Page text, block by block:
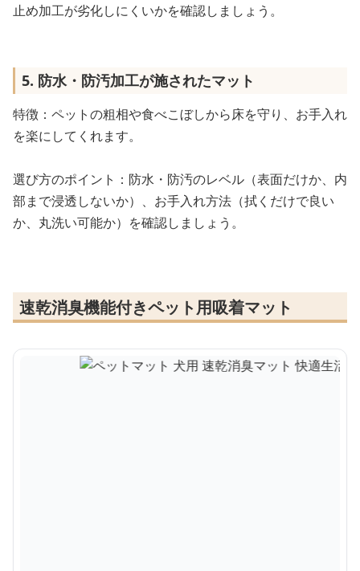
止め加工が劣化しにくいかを確認しましょう。
5. 防水・防汚加工が施されたマット
特徴：ペットの粗相や食べこぼしから床を守り、お手入れ
を楽にしてくれます。
選び方のポイント：防水・防汚のレベル（表面だけか、内
部まで浸透しないか）、お手入れ方法（拭くだけで良い
か、丸洗い可能か）を確認しましょう。
速乾消臭機能付きペット用吸着マット